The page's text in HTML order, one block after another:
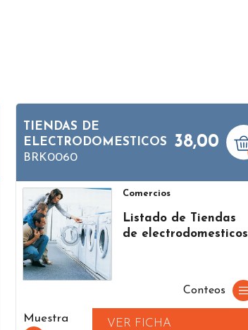
TIENDAS DE
ELECTRODOMESTICOS
BRK0060
38,00
Comercios
Listado de Tiendas
de electrodomesticos
Conteos
Muestra
VER FICHA